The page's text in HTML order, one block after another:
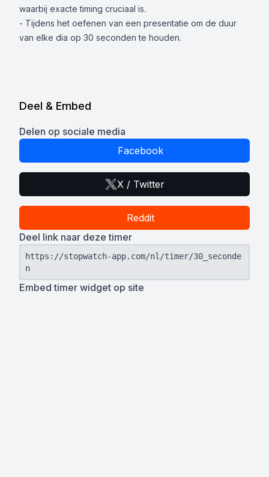
waarbij exacte timing cruciaal is.
- Tijdens het oefenen van een presentatie om de duur
van elke dia op 30 seconden te houden.
Deel & Embed
Delen op sociale media
Facebook
X / Twitter
Reddit
Deel link naar deze timer
https://stopwatch-app.com/nl/timer/30_seconde
n
Embed timer widget op site